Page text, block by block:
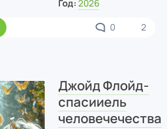
Год: 2026
0 2
Джойд Флойд-
спасииель
человечечества